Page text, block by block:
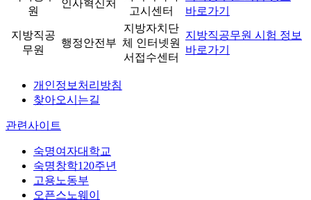
원
인사혁신처
고시센터
바로가기
지방직공
무원
행정안전부
지방자치단
체 인터넷원
서접수센터
지방직공무원 시험 정보
바로가기
개인정보처리방침
찾아오시는길
관련사이트
숙명여자대학교
숙명창학120주년
고용노동부
오픈스노웨이